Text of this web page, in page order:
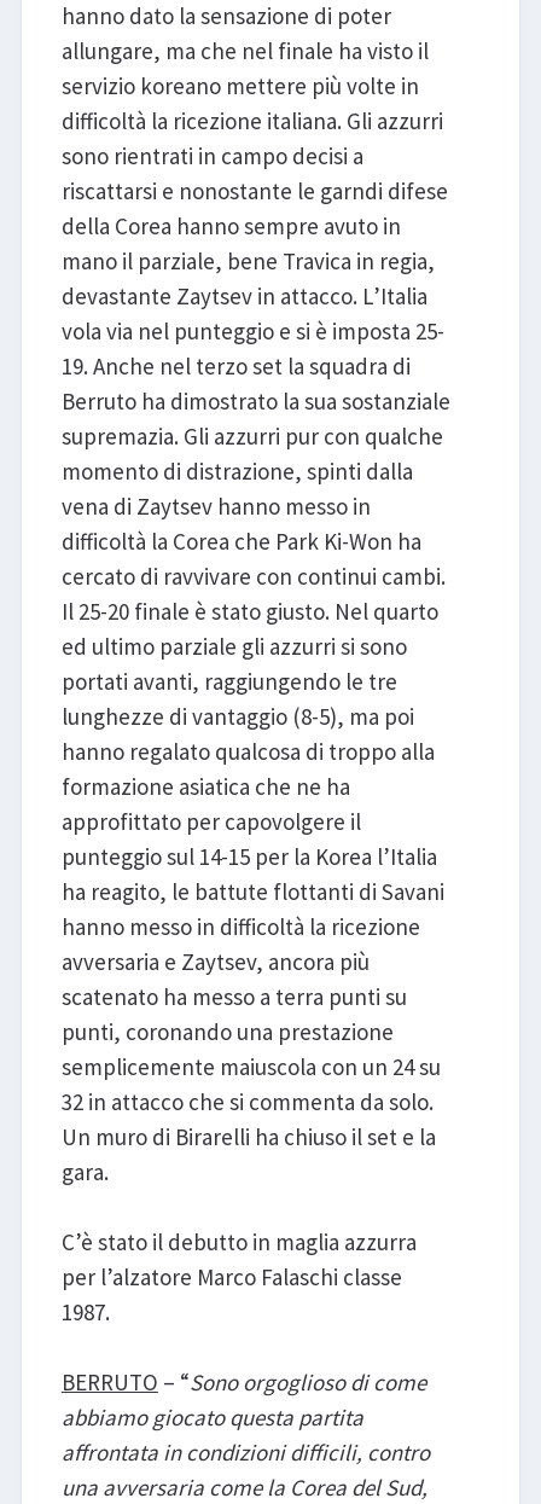
hanno dato la sensazione di poter
allungare, ma che nel finale ha visto il
servizio koreano mettere più volte in
difficoltà la ricezione italiana. Gli azzurri
sono rientrati in campo decisi a
riscattarsi e nonostante le garndi difese
della Corea hanno sempre avuto in
mano il parziale, bene Travica in regia,
devastante Zaytsev in attacco. L’Italia
vola via nel punteggio e si è imposta 25-
19. Anche nel terzo set la squadra di
Berruto ha dimostrato la sua sostanziale
supremazia. Gli azzurri pur con qualche
momento di distrazione, spinti dalla
vena di Zaytsev hanno messo in
difficoltà la Corea che Park Ki-Won ha
cercato di ravvivare con continui cambi.
Il 25-20 finale è stato giusto. Nel quarto
ed ultimo parziale gli azzurri si sono
portati avanti, raggiungendo le tre
lunghezze di vantaggio (8-5), ma poi
hanno regalato qualcosa di troppo alla
formazione asiatica che ne ha
approfittato per capovolgere il
punteggio sul 14-15 per la Korea l’Italia
ha reagito, le battute flottanti di Savani
hanno messo in difficoltà la ricezione
avversaria e Zaytsev, ancora più
scatenato ha messo a terra punti su
punti, coronando una prestazione
semplicemente maiuscola con un 24 su
32 in attacco che si commenta da solo.
Un muro di Birarelli ha chiuso il set e la
gara.
C’è stato il debutto in maglia azzurra
per l’alzatore Marco Falaschi classe
1987.
BERRUTO – “Sono orgoglioso di come
abbiamo giocato questa partita
affrontata in condizioni difficili, contro
una avversaria come la Corea del Sud,